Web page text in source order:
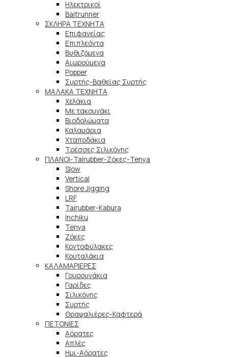
Ηλεκτρικοί
Baitrunner
ΣΚΛΗΡΑ ΤΕΧΝΗΤΑ
Επιφανείας
Επιπλεόντα
Βυθιζόμενα
Αιωρούμενα
Popper
Συρτής-Βαθείας Συρτής
ΜΑΛΑΚΑ TEXNHTA
Χελάκια
Με τακουνάκι
Βιοδολώματα
Καλαμάρια
Χταποδάκια
Τρέσσες Σιλικόνης
ΠΛΑΝΟΙ-Tairubber-Ζόκες-Tenya
Slow
Vertical
Shore Jigging
LRF
Tairubber-Kabura
Inchiku
Tenya
Ζόκες
Κοντοφύλακες
Κουταλάκια
ΚΑΛΑΜΑΡΙΕΡΕΣ
Γουρουνάκια
Γαρίδες
Σιλικόνης
Συρτής
Θραψαλιέρες-Καφτερά
ΠΕΤΟΝΙΕΣ
Αόρατες
Απλές
Ημι-Αόρατες